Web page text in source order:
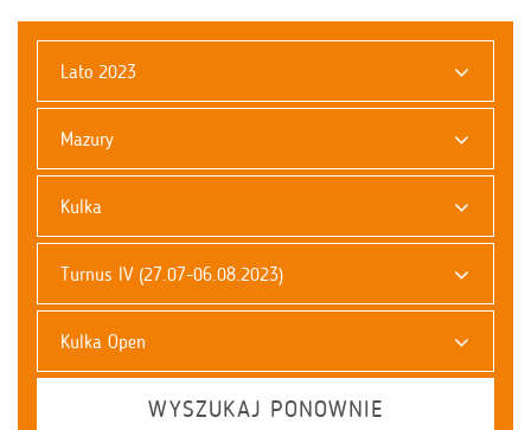
Lato 2023
Mazury
Kulka
Turnus IV (27.07-06.08.2023)
Kulka Open
WYSZUKAJ PONOWNIE